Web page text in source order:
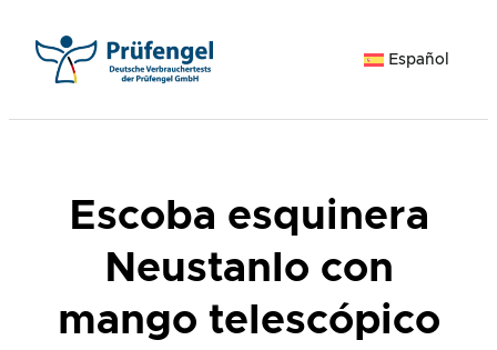
contenido
Español
Escoba esquinera
Neustanlo con
mango telescópico